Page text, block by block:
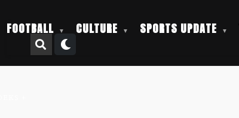
FOOTBALL CULTURE SPORTS UPDATE